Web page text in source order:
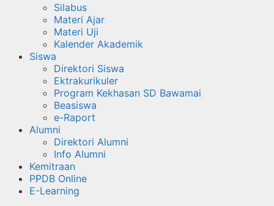
Silabus
Materi Ajar
Materi Uji
Kalender Akademik
Siswa
Direktori Siswa
Ektrakurikuler
Program Kekhasan SD Bawamai
Beasiswa
e-Raport
Alumni
Direktori Alumni
Info Alumni
Kemitraan
PPDB Online
E-Learning